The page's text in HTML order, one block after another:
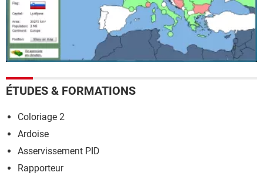
ÉTUDES & FORMATIONS
Coloriage 2
Ardoise
Asservissement PID
Rapporteur